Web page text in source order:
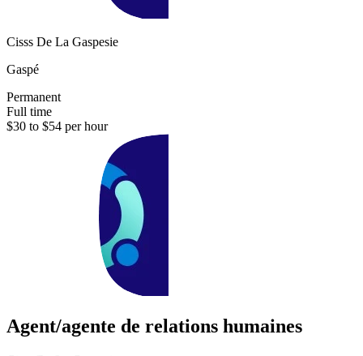
Cisss De La Gaspesie
Gaspé
Permanent
Full time
$30 to $54 per hour
Agent/agente de relations humaines